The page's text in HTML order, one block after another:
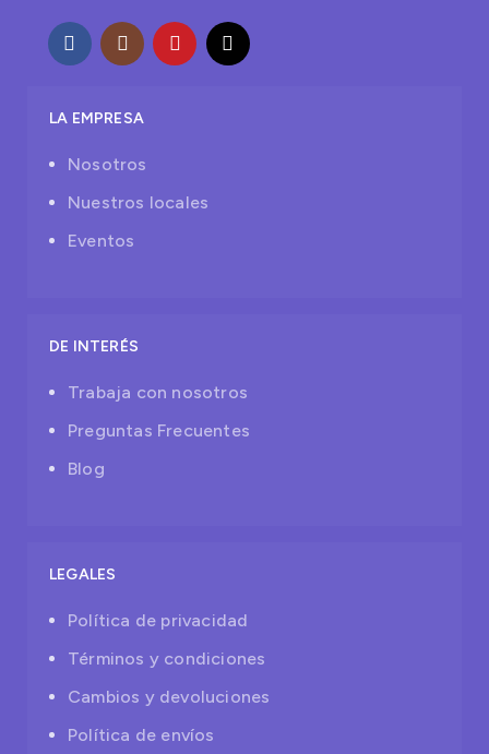
LA EMPRESA
Nosotros
Nuestros locales
Eventos
DE INTERÉS
Trabaja con nosotros
Preguntas Frecuentes
Blog
LEGALES
Política de privacidad
Términos y condiciones
Cambios y devoluciones
Política de envíos